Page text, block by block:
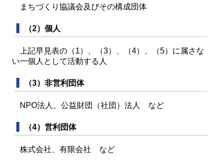
まちづくり協議会及びその構成団体
（2）個人
上記早見表の（1）、（3）、（4）、（5）に属さな
い一個人として活動する人
（3）非営利団体
NPO法人、公益財団（社団）法人 など
（4）営利団体
株式会社、有限会社 など